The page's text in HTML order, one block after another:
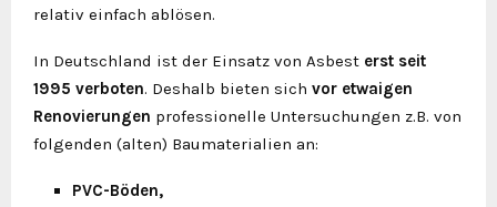
relativ einfach ablösen.
In Deutschland ist der Einsatz von Asbest erst seit
1995 verboten. Deshalb bieten sich vor etwaigen
Renovierungen professionelle Untersuchungen z.B. von
folgenden (alten) Baumaterialien an:
PVC-Böden,